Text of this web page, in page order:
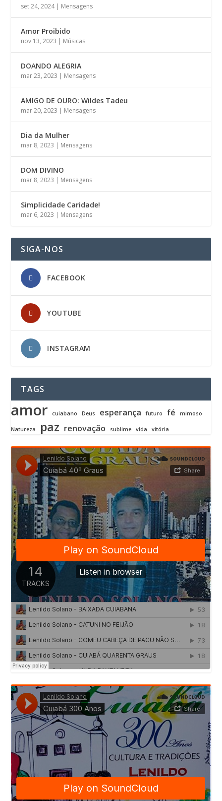
set 24, 2024| Mensagens
Amor Proibido
nov 13, 2023 | Músicas
DOANDO ALEGRIA
mar 23, 2023 | Mensagens
AMIGO DE OURO: Wildes Tadeu
mar 20, 2023 | Mensagens
Dia da Mulher
mar 8, 2023 | Mensagens
DOM DIVINO
mar 8, 2023 | Mensagens
Simplicidade Caridade!
mar 6, 2023 | Mensagens
SIGA-NOS
FACEBOOK
YOUTUBE
INSTAGRAM
TAGS
amor cuiabano Deus esperança futuro fé mimoso
Natureza paz renovação sublime vida vitória